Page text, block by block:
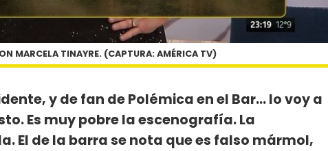
MARCELA TINAYRE. (CAPTURA: AMÉRICA TV)
y de fan de Polémica en el Bar... lo voy a
Es muy pobre la escenografía. La
El de la barra se nota que es falso mármol,